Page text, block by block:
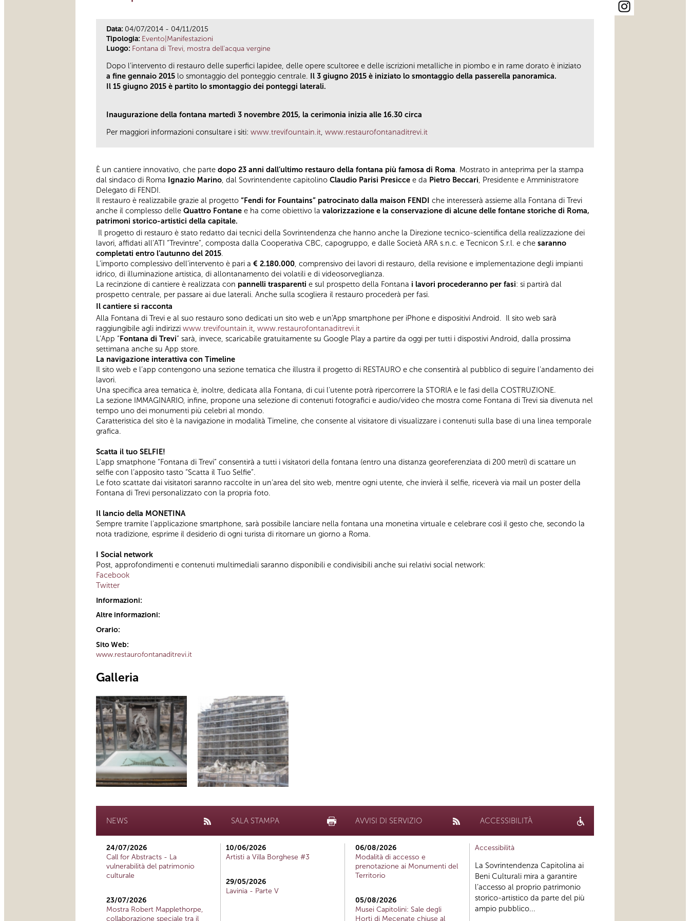
Data: 04/07/2014 - 04/11/2015
Tipologia: Evento|Manifestazioni
Luogo: Fontana di Trevi, mostra dell'acqua vergine
Dopo l’intervento di restauro delle superfici lapidee, delle opere scultoree e delle iscrizioni metalliche in piombo e in rame dorato è iniziato
a fine gennaio 2015 lo smontaggio del ponteggio centrale. Il 3 giugno 2015 è iniziato lo smontaggio della passerella panoramica.
Il 15 giugno 2015 è partito lo smontaggio dei ponteggi laterali.
Inaugurazione della fontana martedì 3 novembre 2015, la cerimonia inizia alle 16.30 circa
Per maggiori informazioni consultare i siti: www.trevifountain.it, www.restaurofontanaditrevi.it
È un cantiere innovativo, che parte dopo 23 anni dall’ultimo restauro della fontana più famosa di Roma. Mostrato in anteprima per la stampa
dal sindaco di Roma Ignazio Marino, dal Sovrintendente capitolino Claudio Parisi Presicce e da Pietro Beccari, Presidente e Amministratore
Delegato di FENDI.
Il restauro è realizzabile grazie al progetto “Fendi for Fountains” patrocinato dalla maison FENDI che interesserà assieme alla Fontana di Trevi
anche il complesso delle Quattro Fontane e ha come obiettivo la valorizzazione e la conservazione di alcune delle fontane storiche di Roma,
patrimoni storico-artistici della capitale.
Il progetto di restauro è stato redatto dai tecnici della Sovrintendenza che hanno anche la Direzione tecnico-scientifica della realizzazione dei
lavori, affidati all’ATI “Trevintre”, composta dalla Cooperativa CBC, capogruppo, e dalle Società ARA s.n.c. e Tecnicon S.r.l. e che saranno
completati entro l’autunno del 2015.
L’importo complessivo dell’intervento è pari a € 2.180.000, comprensivo dei lavori di restauro, della revisione e implementazione degli impianti
idrico, di illuminazione artistica, di allontanamento dei volatili e di videosorveglianza.
La recinzione di cantiere è realizzata con pannelli trasparenti e sul prospetto della Fontana i lavori procederanno per fasi: si partirà dal
prospetto centrale, per passare ai due laterali. Anche sulla scogliera il restauro procederà per fasi.
Il cantiere si racconta
Alla Fontana di Trevi e al suo restauro sono dedicati un sito web e un'App smartphone per iPhone e dispositivi Android. Il sito web sarà
raggiungibile agli indirizzi www.trevifountain.it, www.restaurofontanaditrevi.it
L’App “Fontana di Trevi” sarà, invece, scaricabile gratuitamente su Google Play a partire da oggi per tutti i dispostivi Android, dalla prossima
settimana anche su App store.
La navigazione interattiva con Timeline
Il sito web e l’app contengono una sezione tematica che illustra il progetto di RESTAURO e che consentirà al pubblico di seguire l'andamento dei
lavori.
Una specifica area tematica è, inoltre, dedicata alla Fontana, di cui l'utente potrà ripercorrere la STORIA e le fasi della COSTRUZIONE.
La sezione IMMAGINARIO, infine, propone una selezione di contenuti fotografici e audio/video che mostra come Fontana di Trevi sia divenuta nel
tempo uno dei monumenti più celebri al mondo.
Caratteristica del sito è la navigazione in modalità Timeline, che consente al visitatore di visualizzare i contenuti sulla base di una linea temporale
grafica.
Scatta il tuo SELFIE!
L’app smatphone “Fontana di Trevi” consentirà a tutti i visitatori della fontana (entro una distanza georeferenziata di 200 metri) di scattare un
selfie con l’apposito tasto “Scatta il Tuo Selfie”.
Le foto scattate dai visitatori saranno raccolte in un’area del sito web, mentre ogni utente, che invierà il selfie, riceverà via mail un poster della
Fontana di Trevi personalizzato con la propria foto.
Il lancio della MONETINA
Sempre tramite l’applicazione smartphone, sarà possibile lanciare nella fontana una monetina virtuale e celebrare così il gesto che, secondo la
nota tradizione, esprime il desiderio di ogni turista di ritornare un giorno a Roma.
I Social network
Post, approfondimenti e contenuti multimediali saranno disponibili e condivisibili anche sui relativi social network:
Facebook
Twitter
Informazioni:
Altre informazioni:
Orario:
Sito Web:
www.restaurofontanaditrevi.it
Galleria
NEWS
24/07/2026
Call for Abstracts - La
vulnerabilità del patrimonio
culturale
23/07/2026
Mostra Robert Mapplethorpe,
collaborazione speciale tra il
SALA STAMPA
10/06/2026
Artisti a Villa Borghese #3
29/05/2026
Lavinia - Parte V
AVVISI DI SERVIZIO
06/08/2026
Modalità di accesso e
prenotazione ai Monumenti del
Territorio
05/08/2026
Musei Capitolini: Sale degli
Horti di Mecenate chiuse al
ACCESSIBILITÀ
Accessibilità
La Sovrintendenza Capitolina ai
Beni Culturali mira a garantire
l’accesso al proprio patrimonio
storico-artistico da parte del più
ampio pubblico...